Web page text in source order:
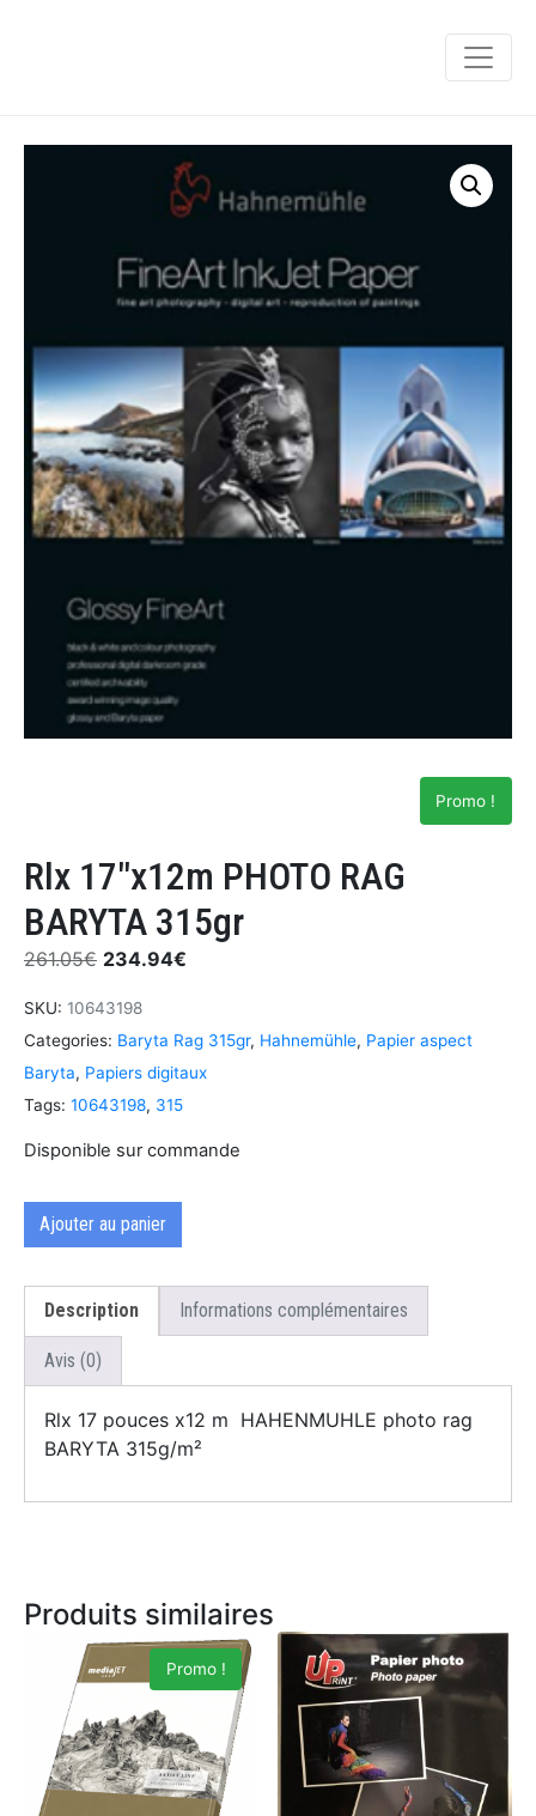
Promo !
Rlx 17″x12m PHOTO RAG
BARYTA 315gr
261.05€ 234.94€
SKU: 10643198
Categories: Baryta Rag 315gr, Hahnemühle, Papier aspect
Baryta, Papiers digitaux
Tags: 10643198, 315
Disponible sur commande
Ajouter au panier
Description Informations complémentaires
Avis (0)
Rlx 17 pouces x12 m HAHENMUHLE photo rag
BARYTA 315g/m²
Produits similaires
Promo !